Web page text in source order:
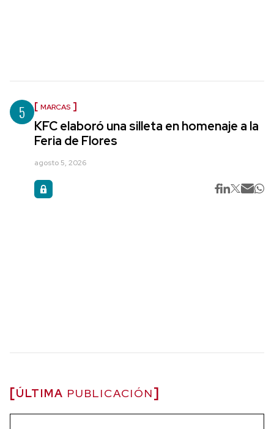
5 MARCAS
KFC elaboró una silleta en homenaje a la
Feria de Flores
agosto 5, 2026
ÚLTIMA PUBLICACIÓN